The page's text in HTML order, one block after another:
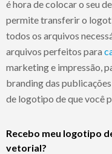
é hora de colocar o seu
permite transferir o
todos os arquivos
arquivos perfeitos para
marketing e impressão,
branding das
de logotipo de que você
Recebo meu logotipo
vetorial?